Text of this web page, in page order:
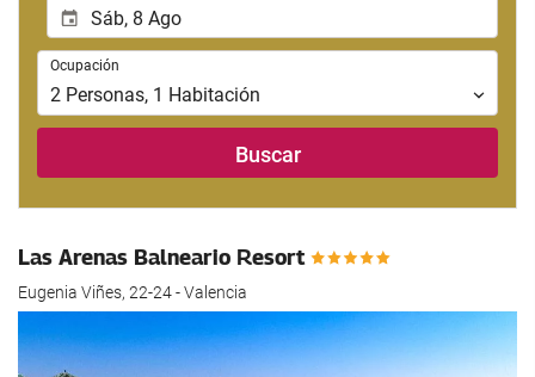
Ocupación
Ocupación
2 Personas, 1 Habitación
Buscar
Las Arenas Balneario Resort
Eugenia Viñes, 22-24 - Valencia